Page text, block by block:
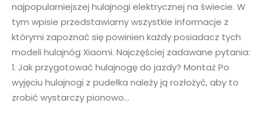
najpopularniejszej hulajnogi elektrycznej na świecie. W
tym wpisie przedstawiamy wszystkie informacje z
którymi zapoznać się powinien każdy posiadacz tych
modeli hulajnóg Xiaomi. Najczęściej zadawane pytania:
1. Jak przygotować hulajnogę do jazdy? Montaż Po
wyjęciu hulajnogi z pudełka należy ją rozłożyć, aby to
zrobić wystarczy pionowo...